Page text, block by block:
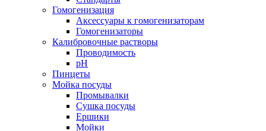
Гомогенизация
Аксессуары к гомогенизаторам
Гомогенизаторы
Калибровочные растворы
Проводимость
pH
Пинцеты
Мойка посуды
Промывалки
Сушка посуды
Ершики
Мойки